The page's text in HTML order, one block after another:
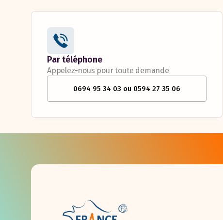
Par téléphone
Appelez-nous pour toute demande
0694 95 34 03 ou 0594 27 35 06